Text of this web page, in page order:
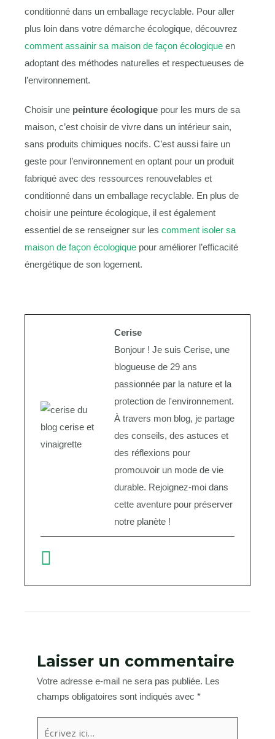
conditionné dans un emballage recyclable. Pour aller
plus loin dans votre démarche écologique, découvrez
comment assainir sa maison de façon écologique en
adoptant des méthodes naturelles et respectueuses de
l’environnement.
Choisir une peinture écologique pour les murs de sa
maison, c’est choisir de vivre dans un intérieur sain,
sans produits chimiques nocifs. C’est aussi faire un
geste pour l’environnement en optant pour un produit
fabriqué avec des ressources renouvelables et
conditionné dans un emballage recyclable. En plus de
choisir une peinture écologique, il est également
essentiel de se renseigner sur les comment isoler sa
maison de façon écologique pour améliorer l’efficacité
énergétique de son logement.
Cerise
Bonjour ! Je suis Cerise, une
blogueuse de 29 ans
passionnée par la nature et la
protection de l'environnement.
À travers mon blog, je partage
des conseils, des astuces et
des réflexions pour
promouvoir un mode de vie
durable. Rejoignez-moi dans
cette aventure pour préserver
notre planète !
Laisser un commentaire
Votre adresse e-mail ne sera pas publiée. Les
champs obligatoires sont indiqués avec *